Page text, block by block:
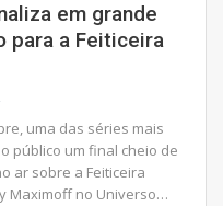
em grande
para a Feiticeira
uma das séries mais
público um final cheio de
ar sobre a Feiticeira
Maximoff no Universo…